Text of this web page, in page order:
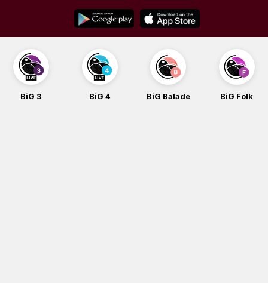
content
BiG 3 BiG 4 BiG Balade BiG Folk